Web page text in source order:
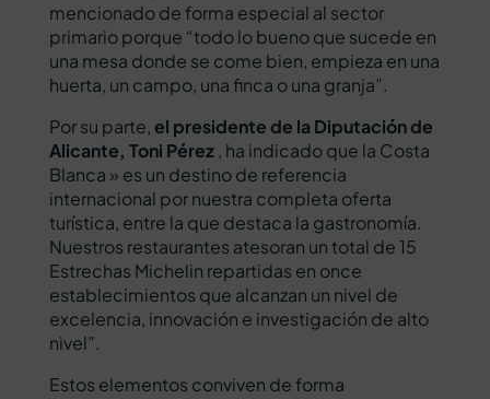
mencionado de forma especial al sector
primario porque “todo lo bueno que sucede en
una mesa donde se come bien, empieza en una
huerta, un campo, una finca o una granja”.
Por su parte,el presidente de la Diputación de
Alicante, Toni Pérez, ha indicado que la Costa
Blanca » es un destino de referencia
internacional por nuestra completa oferta
turística, entre la que destaca la gastronomía.
Nuestros restaurantes atesoran un total de 15
Estrechas Michelin repartidas en once
establecimientos que alcanzan un nivel de
excelencia, innovación e investigación de alto
nivel”.
Estos elementos conviven de forma